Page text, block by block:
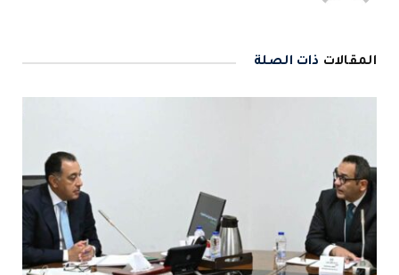
المقالات ذات الصلة